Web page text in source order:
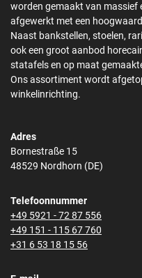
worden gemaakt van massief
afgewerkt met een
Naast bankstellen, stoelen,
ook een groot aanbod
statafels en op maat
Ons assortiment wordt
winkelinrichting.
Adres
Bornestraße 15
48529 Nordhorn (DE)
Telefoonnummer
+49 5921 - 72 87 556
+49 151 - 115 67 760
+31 6 53 18 15 56